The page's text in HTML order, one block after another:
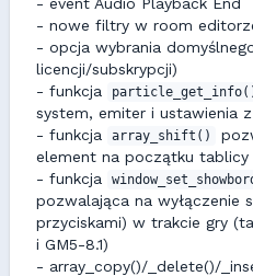
- nowe filtry w room
- opcja wybrania
licencji/subskrypcji)
- funkcja
system, emiter i ustawienia
- funkcja
array_shift()
element na początku tablicy
- funkcja
pozwalająca na wyłączenie
przyciskami) w trakcie gry
i GM5-8.1)
- array_copy()/_delete()/